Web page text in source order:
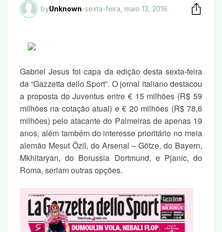
byUnknown-sexta-feira, maio 13, 2016
Gabriel Jesus foi capa da edição desta sexta-feira
da “Gazzetta dello Sport”. O jornal italiano destacou
a proposta doJuventus entre € 15 milhões (R$ 59
milhões na cotação atual) e € 20 milhões (R$ 78,6
milhões) pelo atacante do Palmeiras de apenas 19
anos, além também do interesse prioritário no meia
alemão Mesut Özil, do Arsenal – Götze, do Bayern,
Mkhitaryan, do Borussia Dortmund, e Pjanic, do
Roma, seriam outras opções.